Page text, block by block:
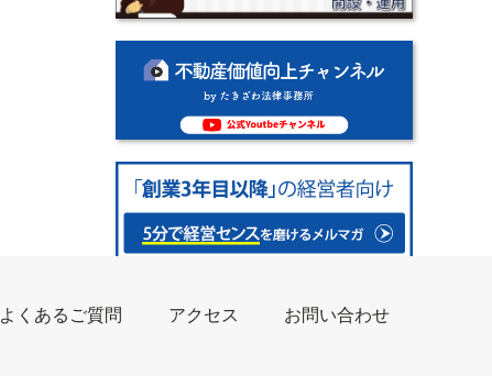
よくあるご質問 アクセス お問い合わせ